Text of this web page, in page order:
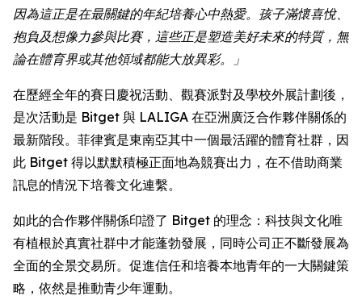
因為這正是在最關鍵的年紀培養心中熱愛。孩子滿懷喜悅、
抱負及想像力參與比賽，這些正是塑造美好未來的特質，無
論在體育界或其他領域都能大放異彩。」
在歷經全年的賽日慶祝活動、觀賽派對及學校外展計劃後，
是次活動是 Bitget 與 LALIGA 在亞洲廣泛合作夥伴關係的
最新階段。菲律賓是東南亞其中一個最活躍的體育社群，因
此 Bitget 得以默默積極正面地為競賽出力，在不借助商業
訊息的情況下培養文化連繫。
如此的合作夥伴關係印證了 Bitget 的理念：科技與文化唯
有植根於真實社群中才能蓬勃發展，同時公司正不斷發展為
全面的全景交易所。促進信任和培養本地青年的一大關鍵策
略，依然是推動青少年運動。